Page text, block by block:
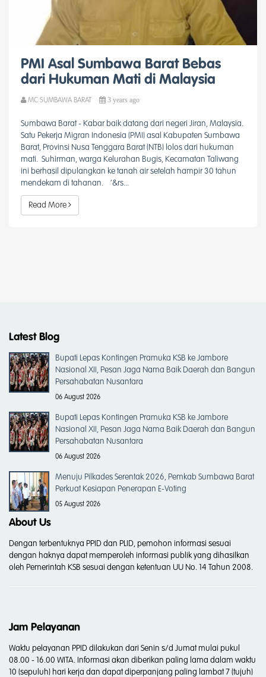
PMI Asal Sumbawa Barat Bebas
dari Hukuman Mati di Malaysia
MC SUMBAWA BARAT 3 years ago
Sumbawa Barat - Kabar baik datang dari negeri Jiran, Malaysia.
Satu Pekerja Migran Indonesia (PMI) asal Kabupaten Sumbawa
Barat, Provinsi Nusa Tenggara Barat (NTB) lolos dari hukuman
mati. Suhirman, warga Kelurahan Bugis, Kecamatan Taliwang
ini berhasil dipulangkan ke tanah air setelah hampir 30 tahun
mendekam di tahanan. ‘&rs...
Read More
Latest Blog
Bupati Lepas Kontingen Pramuka KSB ke Jambore
Nasional XII, Pesan Jaga Nama Baik Daerah dan Bangun
Persahabatan Nusantara
06 August 2026
Bupati Lepas Kontingen Pramuka KSB ke Jambore
Nasional XII, Pesan Jaga Nama Baik Daerah dan Bangun
Persahabatan Nusantara
06 August 2026
Menuju Pilkades Serentak 2026, Pemkab Sumbawa Barat
Perkuat Kesiapan Penerapan E-Voting
05 August 2026
About Us
Dengan terbentuknya PPID dan PLID, pemohon informasi sesuai
dengan haknya dapat memperoleh informasi publik yang dihasilkan
oleh Pemerintah KSB sesuai dengan ketentuan UU No. 14 Tahun 2008.
Jam Pelayanan
Waktu pelayanan PPID dilakukan dari Senin s/d Jumat mulai pukul
08.00 - 16.00 WITA. Informasi akan diberikan paling lama dalam waktu
10 (sepuluh) hari kerja dan dapat diperpanjang paling lambat 7 (tujuh)